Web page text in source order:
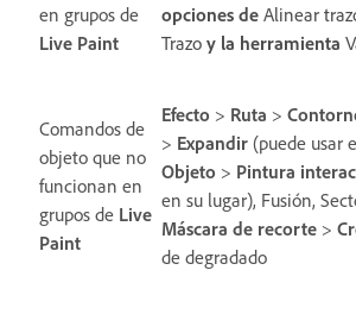
en grupos de
Live Paint
opciones de Alinear
Trazo y la herramienta
Comandos de
objeto que no
funcionan en
grupos de Live
Paint
Efecto > Ruta >
> Expandir (puede usar
Objeto > Pintura
en su lugar), Fusión,
Máscara de recorte >
de degradado